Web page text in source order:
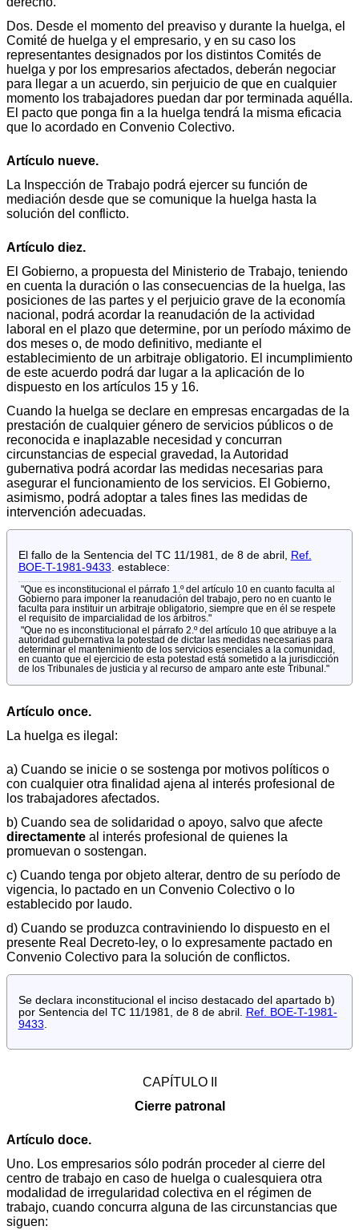
Dos. Desde el momento del preaviso y durante la huelga, el
Comité de huelga y el empresario, y en su caso los
representantes designados por los distintos Comités de
huelga y por los empresarios afectados, deberán negociar
para llegar a un acuerdo, sin perjuicio de que en cualquier
momento los trabajadores puedan dar por terminada aquélla.
El pacto que ponga fin a la huelga tendrá la misma eficacia
que lo acordado en Convenio Colectivo.
Artículo nueve.
La Inspección de Trabajo podrá ejercer su función de
mediación desde que se comunique la huelga hasta la
solución del conflicto.
Artículo diez.
El Gobierno, a propuesta del Ministerio de Trabajo, teniendo
en cuenta la duración o las consecuencias de la huelga, las
posiciones de las partes y el perjuicio grave de la economía
nacional, podrá acordar la reanudación de la actividad
laboral en el plazo que determine, por un período máximo de
dos meses o, de modo definitivo, mediante el
establecimiento de un arbitraje obligatorio. El incumplimiento
de este acuerdo podrá dar lugar a la aplicación de lo
dispuesto en los artículos 15 y 16.
Cuando la huelga se declare en empresas encargadas de la
prestación de cualquier género de servicios públicos o de
reconocida e inaplazable necesidad y concurran
circunstancias de especial gravedad, la Autoridad
gubernativa podrá acordar las medidas necesarias para
asegurar el funcionamiento de los servicios. El Gobierno,
asimismo, podrá adoptar a tales fines las medidas de
intervención adecuadas.
El fallo de la Sentencia del TC 11/1981, de 8 de abril, Ref.
BOE-T-1981-9433. establece:
"Que es inconstitucional el párrafo 1.º del artículo 10 en cuanto faculta al
Gobierno para imponer la reanudación del trabajo, pero no en cuanto le
faculta para instituir un arbitraje obligatorio, siempre que en él se respete
el requisito de imparcialidad de los árbitros."
"Que no es inconstitucional el párrafo 2.º del artículo 10 que atribuye a la
autoridad gubernativa la potestad de dictar las medidas necesarias para
determinar el mantenimiento de los servicios esenciales a la comunidad,
en cuanto que el ejercicio de esta potestad está sometido a la jurisdicción
de los Tribunales de justicia y al recurso de amparo ante este Tribunal."
Artículo once.
La huelga es ilegal:
a) Cuando se inicie o se sostenga por motivos políticos o
con cualquier otra finalidad ajena al interés profesional de
los trabajadores afectados.
b) Cuando sea de solidaridad o apoyo, salvo que afecte
directamente al interés profesional de quienes la
promuevan o sostengan.
c) Cuando tenga por objeto alterar, dentro de su período de
vigencia, lo pactado en un Convenio Colectivo o lo
establecido por laudo.
d) Cuando se produzca contraviniendo lo dispuesto en el
presente Real Decreto-ley, o lo expresamente pactado en
Convenio Colectivo para la solución de conflictos.
Se declara inconstitucional el inciso destacado del apartado b)
por Sentencia del TC 11/1981, de 8 de abril. Ref. BOE-T-1981-
9433
CAPÍTULO II
Cierre patronal
Artículo doce.
Uno. Los empresarios sólo podrán proceder al cierre del
centro de trabajo en caso de huelga o cualesquiera otra
modalidad de irregularidad colectiva en el régimen de
trabajo, cuando concurra alguna de las circunstancias que
siguen: